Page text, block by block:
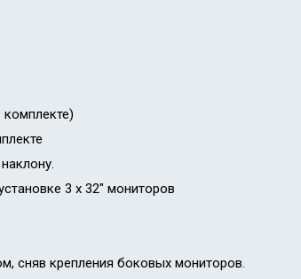
3 x 32″ мониторов
сняв крепления боковых мониторов.